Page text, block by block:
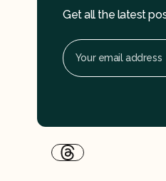
Get all the latest